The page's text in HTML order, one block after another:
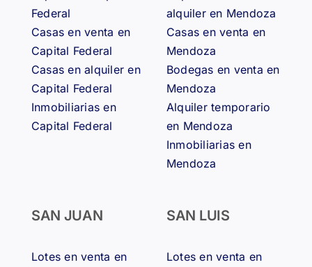
Federal
Casas en venta en
Capital Federal
Casas en alquiler en
Capital Federal
Inmobiliarias en
Capital Federal
alquiler en Mendoza
Casas en venta en
Mendoza
Bodegas en venta en
Mendoza
Alquiler temporario
en Mendoza
Inmobiliarias en
Mendoza
SAN JUAN
Lotes en venta en
SAN LUIS
Lotes en venta en